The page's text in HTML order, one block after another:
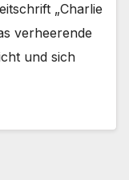
„Charlie
verheerende
und sich